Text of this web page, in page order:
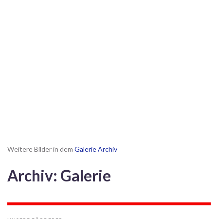
Weitere Bilder in dem Galerie Archiv
Archiv: Galerie